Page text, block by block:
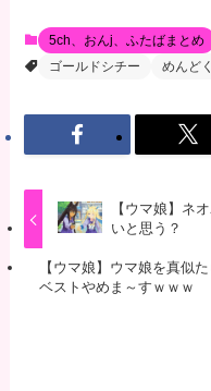
5ch、おんj、ふたばまとめ
ゴールドシチー
めんど
【ウマ娘】ネ
いと思う？
【ウマ娘】ウマ娘を真似
ベストやめま～すｗｗｗ